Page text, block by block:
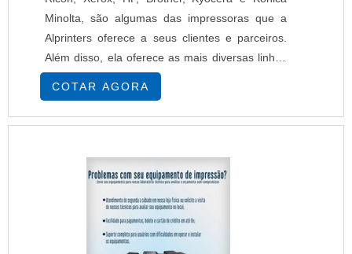
Minolta, são algumas das impressoras que a
Alprinters oferece a seus clientes e parceiros.
Além disso, ela oferece as mais diversas linhas
de equipamentos para atender os projetos com
eficiência e tecnologia. Diferencial Aluguel de
impressoras para todos os tipos de projetos,
a pequenas, médias e grandes empresas....
COTAR AGORA